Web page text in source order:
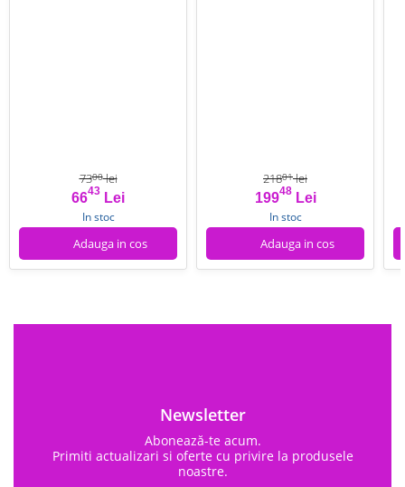
Pret
6643 Lei
Pret de baza
7300lei
In stoc
Adauga in cos
Pret
19948Lei
Pret de baza
21801lei
In stoc
Adauga in cos
Newsletter
Abonează-te acum.
Primiti actualizari si oferte cu privire la produsele
noastre.